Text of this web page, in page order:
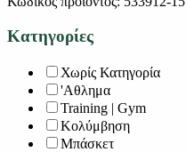
Κατηγορίες
Χωρίς Κατηγορία
'Αθλημα
Training | Gym
Κολύμβηση
Μπάσκετ